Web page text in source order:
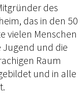
des
das in den 50
vielen Menschen
und die
Raum
und in alle